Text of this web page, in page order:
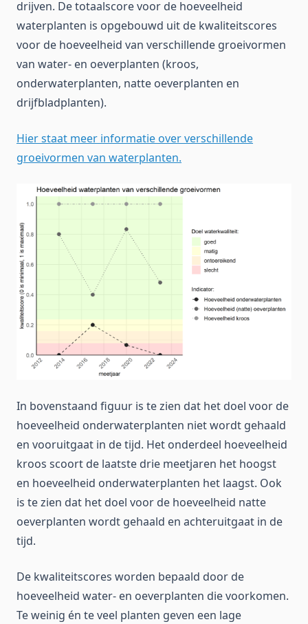
drijven. De totaalscore voor de hoeveelheid
waterplanten is opgebouwd uit de kwaliteitscores
voor de hoeveelheid van verschillende groeivormen
van water- en oeverplanten (kroos,
onderwaterplanten, natte oeverplanten en
drijfbladplanten).
Hier staat meer informatie over verschillende
groeivormen van waterplanten.
In bovenstaand figuur is te zien dat het doel voor de
hoeveelheid onderwaterplanten niet wordt gehaald
en vooruitgaat in de tijd. Het onderdeel hoeveelheid
kroos scoort de laatste drie meetjaren het hoogst
en hoeveelheid onderwaterplanten het laagst. Ook
is te zien dat het doel voor de hoeveelheid natte
oeverplanten wordt gehaald en achteruitgaat in de
tijd.
De kwaliteitscores worden bepaald door de
hoeveelheid water- en oeverplanten die voorkomen.
Te weinig én te veel planten geven een lage